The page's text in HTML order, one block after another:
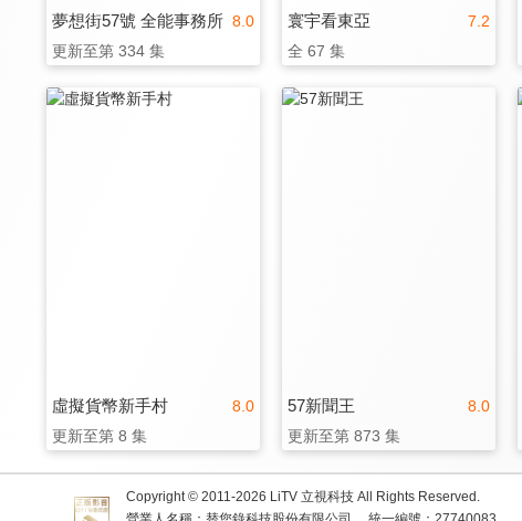
8.0
夢想街57號 全能事務所
更新至第 334 集
7.2
寰宇看東亞
全 67 集
8.0
虛擬貨幣新手村
更新至第 8 集
8.0
57新聞王
更新至第 873 集
Copyright © 2011-2026 LiTV 立視科技 All Rights Reserved.